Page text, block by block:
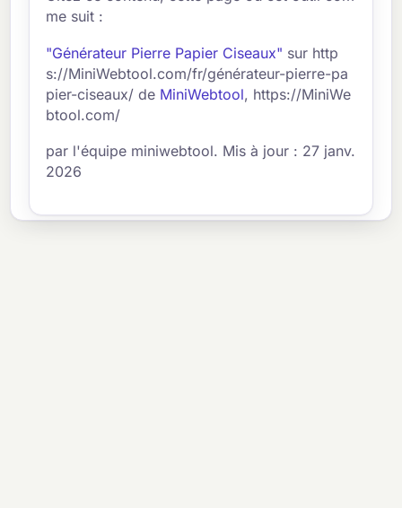
me suit :
"Générateur Pierre Papier Ciseaux" sur http
s://MiniWebtool.com/fr/générateur-pierre-pa
pier-ciseaux/ de MiniWebtool, https://MiniWe
btool.com/
par l'équipe miniwebtool. Mis à jour : 27 janv.
2026